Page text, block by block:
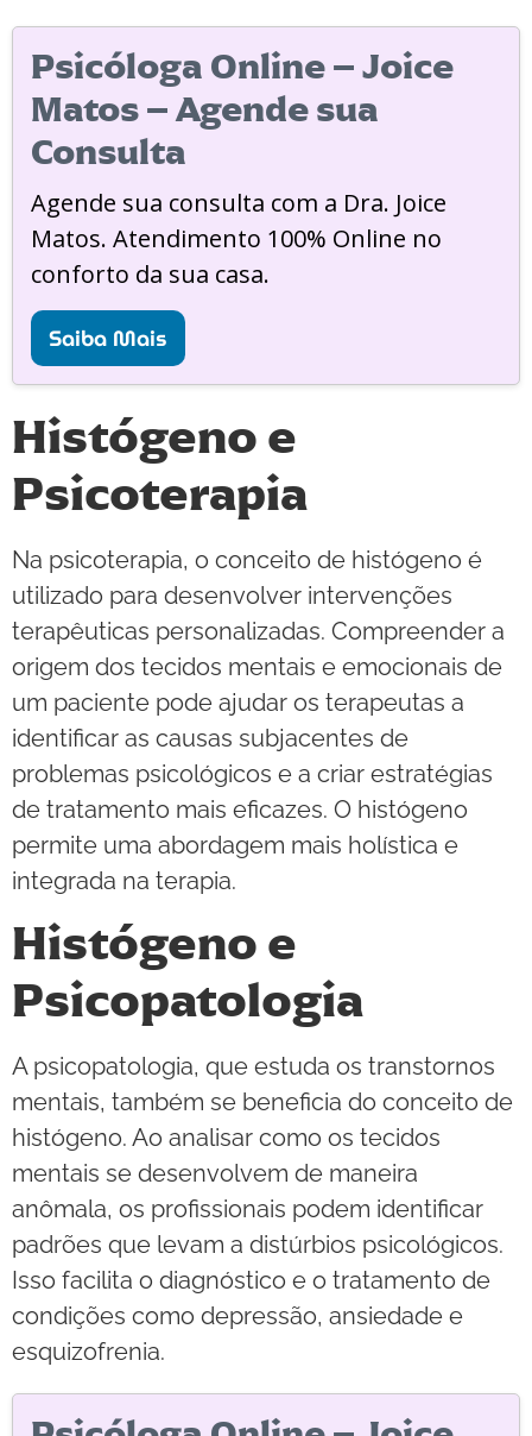
Psicóloga Online – Joice
Matos – Agende sua
Consulta
Agende sua consulta com a Dra. Joice
Matos. Atendimento 100% Online no
conforto da sua casa.
Saiba Mais
Histógeno e
Psicoterapia
Na psicoterapia, o conceito de histógeno é
utilizado para desenvolver intervenções
terapêuticas personalizadas. Compreender a
origem dos tecidos mentais e emocionais de
um paciente pode ajudar os terapeutas a
identificar as causas subjacentes de
problemas psicológicos e a criar estratégias
de tratamento mais eficazes. O histógeno
permite uma abordagem mais holística e
integrada na terapia.
Histógeno e
Psicopatologia
A psicopatologia, que estuda os transtornos
mentais, também se beneficia do conceito de
histógeno. Ao analisar como os tecidos
mentais se desenvolvem de maneira
anômala, os profissionais podem identificar
padrões que levam a distúrbios psicológicos.
Isso facilita o diagnóstico e o tratamento de
condições como depressão, ansiedade e
esquizofrenia.